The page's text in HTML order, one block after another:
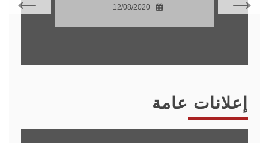
12/08/2020
إعلانات عامة